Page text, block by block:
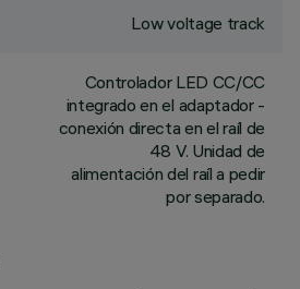
Low voltage track
Controlador LED CC/CC
integrado en el adaptador -
conexión directa en el raíl de
48 V. Unidad de
alimentación del raíl a pedir
por separado.